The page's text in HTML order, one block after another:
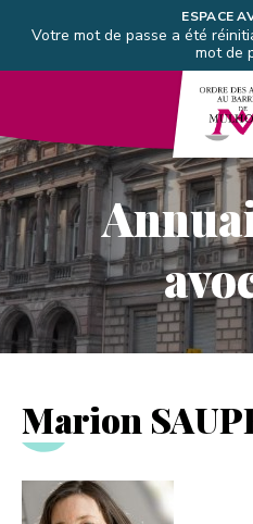
Aller directement à la
Aller directement au
ESPACE
Votre mot de passe a été
mot de
Marion